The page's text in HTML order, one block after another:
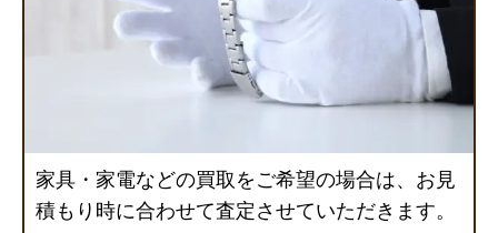
家具・家電などの買取をご希望の場合は、お見
積もり時に合わせて査定させていただきます。